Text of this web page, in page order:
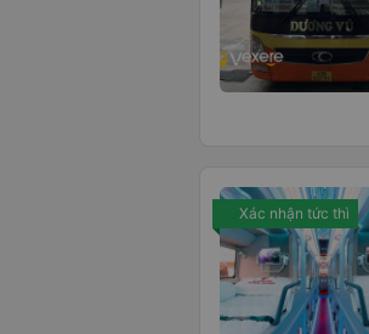
Xác nhận tức thì